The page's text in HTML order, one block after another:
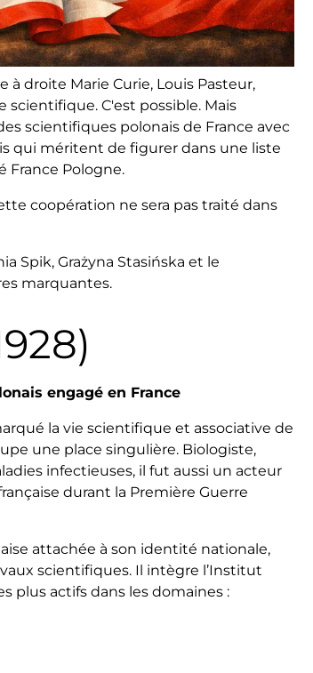
droite Marie Curie, Louis Pasteur,
C'est possible. Mais
scientifiques polonais de France avec
qui méritent de figurer dans une liste
France Pologne.
coopération ne sera pas traité dans
Spik, Grażyna Stasińska et le
marquantes.
engagé en France
la vie scientifique et associative de
une place singulière. Biologiste,
infectieuses, il fut aussi un acteur
durant la Première Guerre
attachée à son identité nationale,
scientifiques. Il intègre l’Institut
plus actifs dans les domaines :